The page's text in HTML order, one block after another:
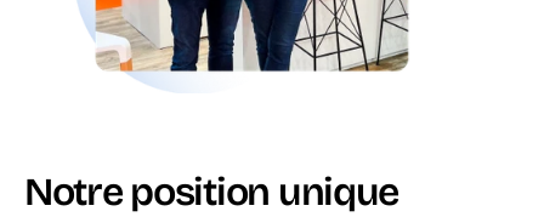
Notre position unique